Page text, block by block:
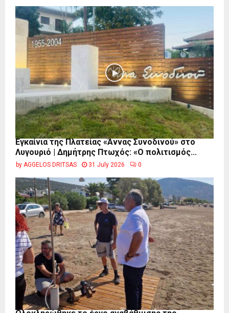
Εγκαίνια της Πλατείας «Άννας Συνοδινού» στο
Λυγουριό | Δημήτρης Πτωχός: «Ο πολιτισμός...
by AGGELOS DRITSAS 31 July 2026 0